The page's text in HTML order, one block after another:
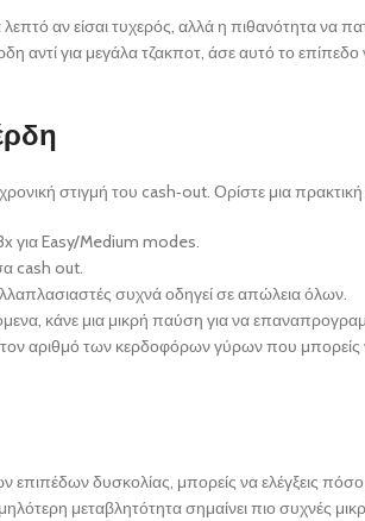
αν είσαι τυχερός, αλλά η πιθανότητα να
αντί για μεγάλα τζακποτ, άσε αυτό το επίπεδο
στιγμή του cash‑out. Ορίστε μια
για Easy/Medium modes.
cash out.
συχνά οδηγεί σε απώλεια όλων.
κάνε μια μικρή παύση για να
αριθμό των κερδοφόρων γύρων που
επιπέδων δυσκολίας, μπορείς να ελέγξεις
μεταβλητότητα σημαίνει πιο συχνές